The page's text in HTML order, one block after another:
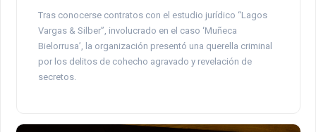
Tras conocerse contratos con el estudio jurídico “Lagos
Vargas & Silber”, involucrado en el caso ‘Muñeca
Bielorrusa’, la organización presentó una querella criminal
por los delitos de cohecho agravado y revelación de
secretos.